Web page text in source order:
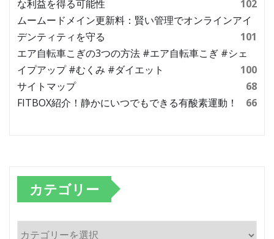
な利益を得る可能性
102
ムームードメイン更新料：賢い管理でオンラインアイ
デンティティを守る
101
エア自転車こぎの3つの方法 #エア自転車こぎ #シェ
イプアップ #むくみ #ダイエット
100
サイトマップ
68
FITBOX紹介！静かにいつでもできる有酸素運動！
66
カテゴリー
カ